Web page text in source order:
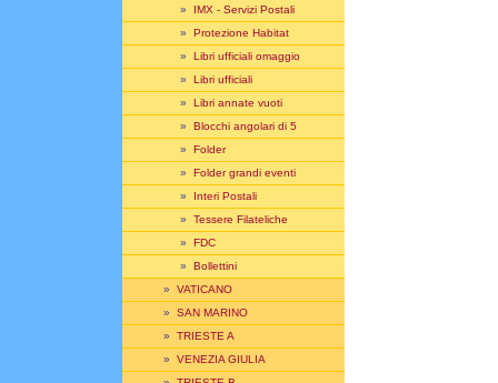
» IMX - Servizi Postali
» Protezione Habitat
» Libri ufficiali omaggio
» Libri ufficiali
» Libri annate vuoti
» Blocchi angolari di 5
» Folder
» Folder grandi eventi
» Interi Postali
» Tessere Filateliche
» FDC
» Bollettini
» VATICANO
» SAN MARINO
» TRIESTE A
» VENEZIA GIULIA